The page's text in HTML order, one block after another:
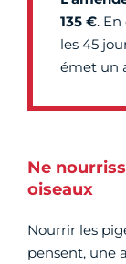
135 €.
les 45
émet un
Ne
oiseaux
Nourrir les
pensent, une